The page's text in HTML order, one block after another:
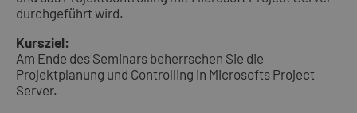
durchgeführt wird.
Kursziel:
Am Ende des Seminars beherrschen Sie die
Projektplanung und Controlling in Microsofts Project
Server.